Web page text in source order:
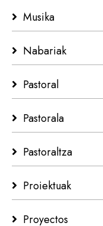
Musika
Nabariak
Pastoral
Pastorala
Pastoraltza
Proiektuak
Proyectos